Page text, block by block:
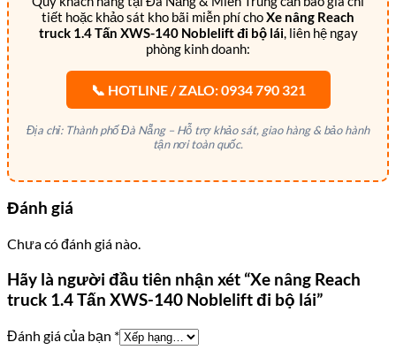
tiết hoặc khảo sát kho bãi miễn phí choXe nâng Reach
truck 1.4 Tấn XWS-140 Noblelift đi bộ lái, liên hệ ngay
phòng kinh doanh:
📞 HOTLINE / ZALO: 0934 790 321
Địa chỉ: Thành phố Đà Nẵng – Hỗ trợ khảo sát, giao hàng & bảo hành
tận nơi toàn quốc.
Đánh giá
Chưa có đánh giá nào.
Hãy là người đầu tiên nhận xét “Xe nâng Reach
truck 1.4 Tấn XWS-140 Noblelift đi bộ lái”
Đánh giá của bạn *